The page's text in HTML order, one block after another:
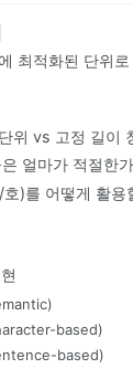
최적화된 단위
위 vs 고정 길이
얼마가 적절한
)를 어떻게 활용
based)
based)